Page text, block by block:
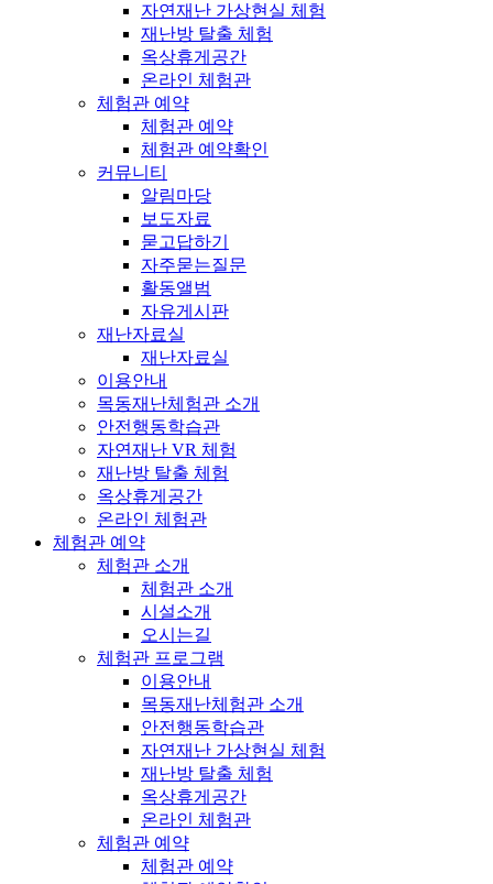
자연재난 가상현실 체험
재난방 탈출 체험
옥상휴게공간
온라인 체험관
체험관 예약
체험관 예약
체험관 예약확인
커뮤니티
알림마당
보도자료
묻고답하기
자주묻는질문
활동앨범
자유게시판
재난자료실
재난자료실
이용안내
목동재난체험관 소개
안전행동학습관
자연재난 VR 체험
재난방 탈출 체험
옥상휴게공간
온라인 체험관
체험관 예약
체험관 소개
체험관 소개
시설소개
오시는길
체험관 프로그램
이용안내
목동재난체험관 소개
안전행동학습관
자연재난 가상현실 체험
재난방 탈출 체험
옥상휴게공간
온라인 체험관
체험관 예약
체험관 예약